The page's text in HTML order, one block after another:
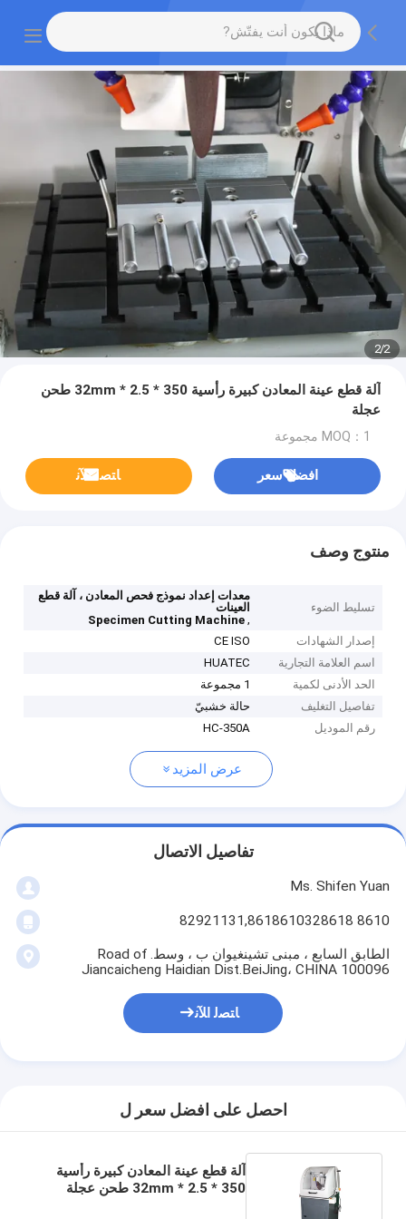
1
/
2
آلة قطع عينة المعادن كبيرة رأسية 350 * 2.5 * 32mm طحن
عجلة
MOQ：1 مجموعة
افضل سعر ﺎﺘﺼﻟ ﺍﻶﻧ
منتوج وصف
تسليط الضوء
معدات إعداد نموذج فحص المعادن ، آلة قطع
العينات
,
Specimen Cutting Machine
إصدار الشهادات
CE ISO
اسم العلامة التجارية
HUATEC
الحد الأدنى لكمية
1 مجموعة
تفاصيل التغليف
حالة خشبيّ
رقم الموديل
HC-350A
عرض المزيد
تفاصيل الاتصال
Ms. Shifen Yuan
8610 82921131,8618610328618
الطابق السابع ، مبنى تشينغيوان ب ، وسط. Road of
Jiancaicheng Haidian Dist.BeiJing، CHINA 100096
ﺎﺘﺼﻟ ﺍﻶﻧ
احصل على افضل سعر ل
آلة قطع عينة المعادن كبيرة رأسية
350 * 2.5 * 32mm طحن عجلة